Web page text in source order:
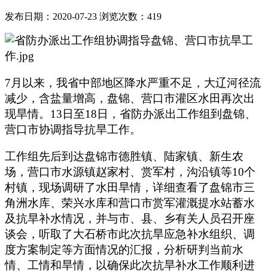
发布日期：2020-07-23 浏览次数： 419
7月以来，我省中部地区降水严重不足，大辽河径流
减少，含盐量增高，盘锦、营口市灌区水田再次出
现旱情。13日至18日，省防办派出工作组到盘锦、
营口市协调指导抗旱工作。
工作组先后到达盘锦市德胜镇、陆家镇、新生农
场，营口市水源镇赵家村、赏军村，沟沿镇等10个
村镇，现场调研了水田旱情，详细查看了盘锦市三
角洲水库、荣兴水库和营口市赏军灌溉提水站蓄水
及抗旱补水情况，并与市、县、乡有关人员召开座
谈会，听取了大石桥市此次抗旱应急补水组织、调
度方案制定等方面情况的汇报，分析研判当前水
情、工情和旱情，以确保此次抗旱补水工作顺利进